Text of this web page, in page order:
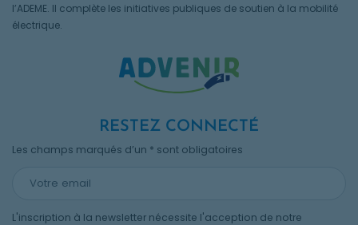
l’ADEME. Il complète les initiatives publiques de soutien à la mobilité
électrique.
RESTEZ CONNECTÉ
Les champs marqués d’un * sont obligatoires
L'inscription à la newsletter nécessite l'acception de notre